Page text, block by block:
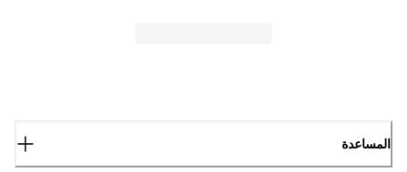
المساعدة